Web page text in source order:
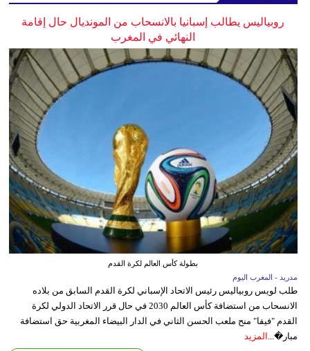
روبياليس يطالب إسبانيا بالانسحاب من المونديال حال إقامة
النهائي في المغرب
بطولة كأس العالم لكرة القدم
مدريد - المغرب اليوم
طلب لويس روبياليس رئيس الاتحاد الإسباني لكرة القدم السابق من بلاده
الانسحاب من استضافة كأس العالم 2030 في حال قرر الاتحاد الدولي لكرة
القدم "فيفا" منح ملعب الحسن الثاني في الدار البيضاء المغربية حق استضافة
مبار�... المزيد